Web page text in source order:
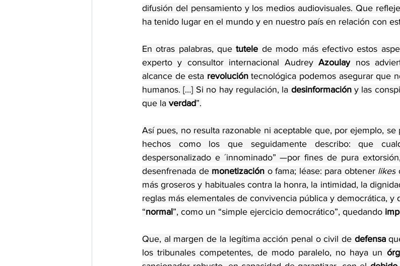
difusión del pensamiento y los medios audiovisuales. Que
ha tenido lugar en el mundo y en nuestro país en relación con
En otras palabras, que tutele de modo más efectivo estos
experto y consultor internacional Audrey Azoulay nos
alcance de esta revolución tecnológica podemos asegurar que
humanos. […] Si no hay regulación, la desinformación y las
que la verdad”.
Así pues, no resulta razonable ni aceptable que, por ejemplo, se
hechos como los que seguidamente describo: que
despersonalizado e ´innominado” —por fines de pura
desenfrenada de monetización o fama; léase: para obtener likes
más groseros y habituales contra la honra, la intimidad, la
reglas más elementales de convivencia pública y democrática, y
“normal”, como un “simple ejercicio democrático”, quedando
Que, al margen de la legítima acción penal o civil de defensa
los tribunales competentes, de modo paralelo, no haya un